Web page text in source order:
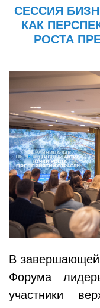
СЕССИЯ
КАК
РОСТА
В завершающей
Форума
участники